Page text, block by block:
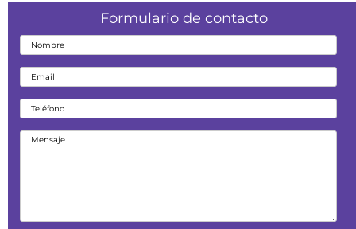
Formulario de contacto